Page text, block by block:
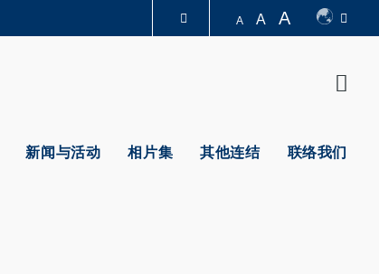
A A A
新闻与活动 相片集 其他连结 联络我们